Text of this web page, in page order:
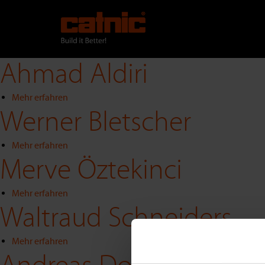
Ahmad Aldiri
Mehr erfahren
Ahmad
Aldiri
Werner Bletscher
Mehr erfahren
Werner
Bletscher
Merve Öztekinci
Mehr erfahren
Öztekinci
Waltraud Schneiders
Mehr erfahren
Waltraud